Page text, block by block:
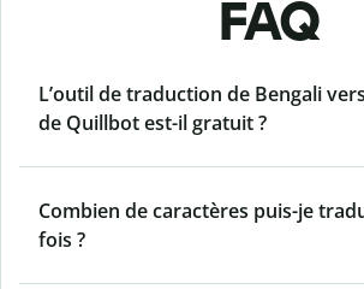
FAQ
L’outil de traduction de Bengali
de Quillbot est-il gratuit ?
Combien de caractères puis-je
fois ?